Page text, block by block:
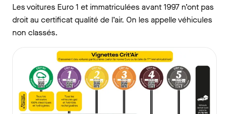
Les voitures Euro 1 et immatriculées avant 1997 n’ont pas
droit au certificat qualité de l’air. On les appelle véhicules
non classés.